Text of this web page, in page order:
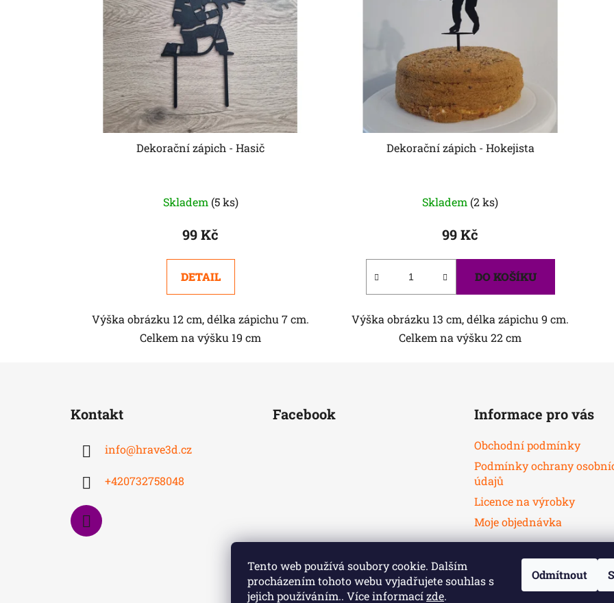
Tento web používá soubory cookie. Dalším
procházením tohoto webu vyjadřujete souhlas s
jejich používáním.. Více informacízde.
Odmítnout
Dekorační zápich - Hasič
Skladem (5 ks)
99 Kč
DETAIL
Výška obrázku 12 cm, délka zápichu 7 cm.
Celkem na výšku 19 cm
Dekorační zápich - Hokejista
Skladem (2 ks)
99 Kč
DO KOŠÍKU
Výška obrázku 13 cm, délka zápichu 9 cm.
Celkem na výšku 22 cm
Kontakt
info@hrave3d.cz
+420732758048
Facebook Informace pro vás
Obchodní podmínky
Podmínky ochrany
údajů
Licence na výrobky
Moje objednávka